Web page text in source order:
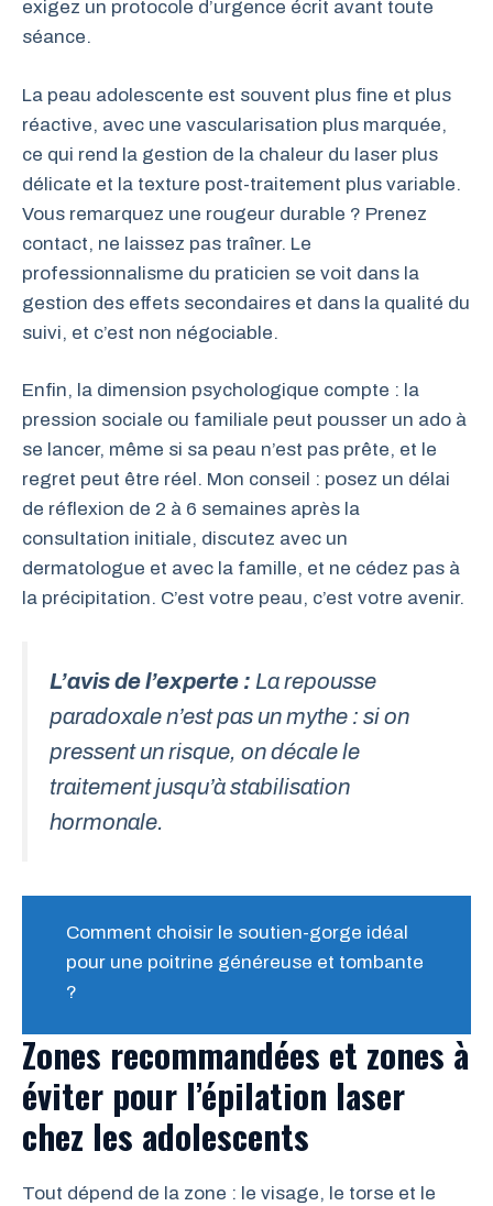
exigez un protocole d’urgence écrit avant toute
séance.
La peau adolescente est souvent plus fine et plus
réactive, avec une vascularisation plus marquée,
ce qui rend la gestion de la chaleur du laser plus
délicate et la texture post-traitement plus variable.
Vous remarquez une rougeur durable ? Prenez
contact, ne laissez pas traîner. Le
professionnalisme du praticien se voit dans la
gestion des effets secondaires et dans la qualité du
suivi, et c’est non négociable.
Enfin, la dimension psychologique compte : la
pression sociale ou familiale peut pousser un ado à
se lancer, même si sa peau n’est pas prête, et le
regret peut être réel. Mon conseil : posez un délai
de réflexion de 2 à 6 semaines après la
consultation initiale, discutez avec un
dermatologue et avec la famille, et ne cédez pas à
la précipitation. C’est votre peau, c’est votre avenir.
L’avis de l’experte : La repousse
paradoxale n’est pas un mythe : si on
pressent un risque, on décale le
traitement jusqu’à stabilisation
hormonale.
Comment choisir le soutien-gorge idéal
pour une poitrine généreuse et tombante
?
Zones recommandées et zones à
éviter pour l’épilation laser
chez les adolescents
Tout dépend de la zone : le visage, le torse et le